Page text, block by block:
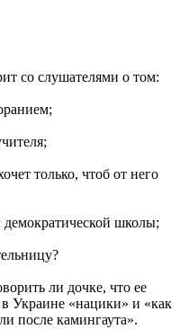
со слушателями о том:
только, чтоб от него
школы;
ли дочке, что ее
в Украине «нацики» и «как
после камингаута».